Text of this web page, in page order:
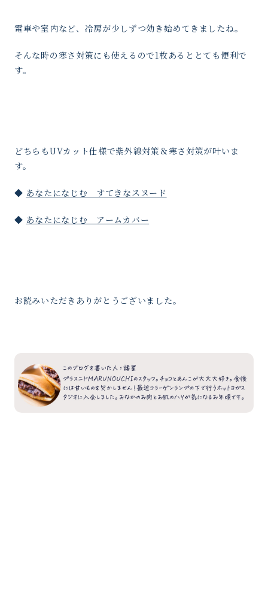
電車や室内など、冷房が少しずつ効き始めてきましたね。
そんな時の寒さ対策にも使えるので1枚あるととても便利で
す。
どちらもUVカット仕様で紫外線対策＆寒さ対策が叶いま
す。
◆ あなたになじむ すてきなスヌード
◆ あなたになじむ アームカバー
お読みいただきありがとうございました。